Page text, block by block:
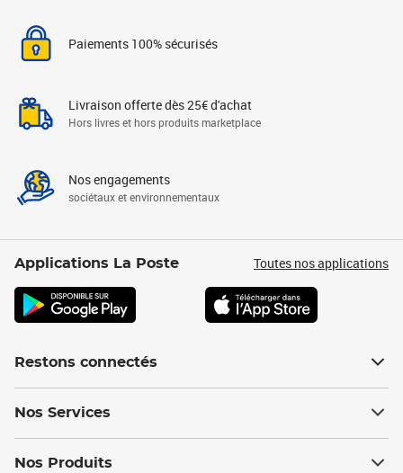
Paiements 100% sécurisés
Livraison offerte dès 25€ d'achat
Hors livres et hors produits marketplace
Nos engagements
sociétaux et environnementaux
Applications La Poste Toutes nos applications
Restons connectés
Nos Services
Nos Produits